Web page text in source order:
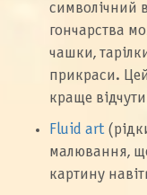
символічний
гончарства
чашки,
прикраси.
краще
Fluid art
малювання,
картину